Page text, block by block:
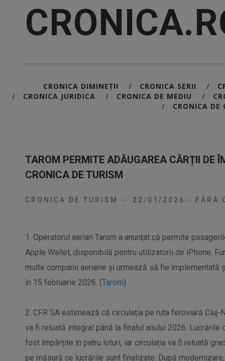
CRONICA DIMINEȚII / CRONICA SERII /
/ CRONICA JURIDICA / CRONICA DE MEDIU /
/ CRONICA DE
TAROM PERMITE ADĂUGAREA CĂRȚII DE
CRONICA DE TURISM
CRONICA DE TURISM - 22/01/2026 - FĂRĂ
1. Operatorul aerian Tarom a anunțat că permite
Apple Wallet, disponibilă pentru utilizatorii de iPhone.
multe companii aeriene și urmează să fie implementată
în 15 februarie 2026. (Tarom)
2. CFR SA estimează că circulația pe ruta feroviară
va fi reluată integral până la finalul anului 2026.
fost împărțite în patru loturi, iar circulația va fi reluată
pe măsură ce lucrările sunt finalizate. După